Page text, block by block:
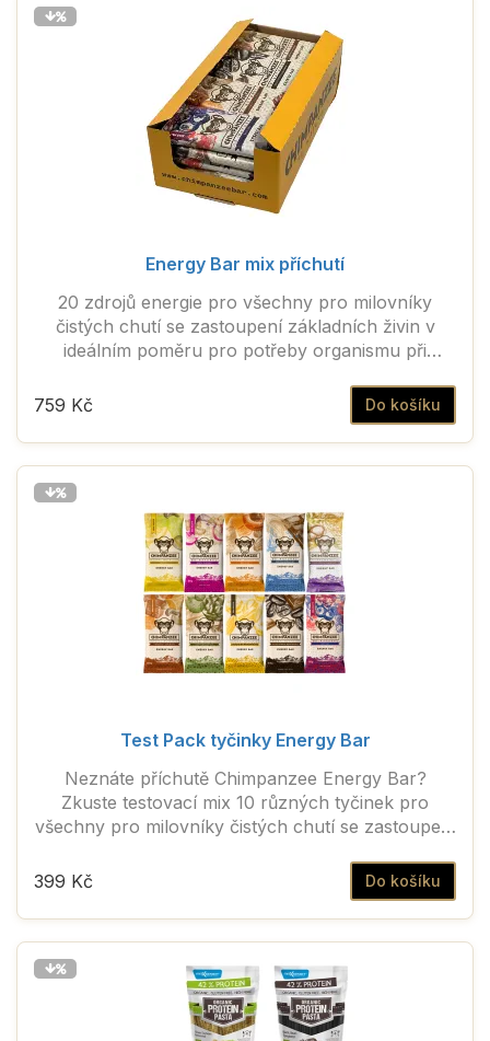
Energy Bar mix příchutí
20 zdrojů energie pro všechny pro milovníky
čistých chutí se zastoupení základních živin v
ideálním poměru pro potřeby organismu při
Do košíku
759 Kč
Test Pack tyčinky Energy Bar
Neznáte příchutě Chimpanzee Energy Bar?
Zkuste testovací mix 10 různých tyčinek pro
všechny pro milovníky čistých chutí se zastoupení
organismu při fyzické aktivitě.Do košíku
399 Kč